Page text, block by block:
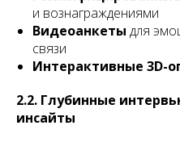
и вознаграждениями
Видеоанкеты для
связи
Интерактивные 3D-
2.2. Глубинные
инсайты